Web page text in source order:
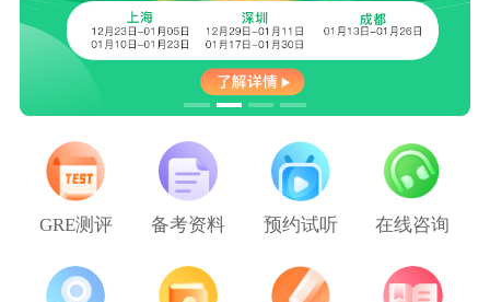
GRE测评 备考资料 预约试听 在线咨询